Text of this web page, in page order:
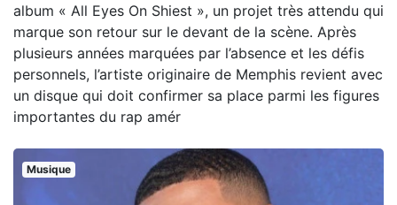
album « All Eyes On Shiest », un projet très attendu qui
marque son retour sur le devant de la scène. Après
plusieurs années marquées par l’absence et les défis
personnels, l’artiste originaire de Memphis revient avec
un disque qui doit confirmer sa place parmi les figures
importantes du rap amér
Musique